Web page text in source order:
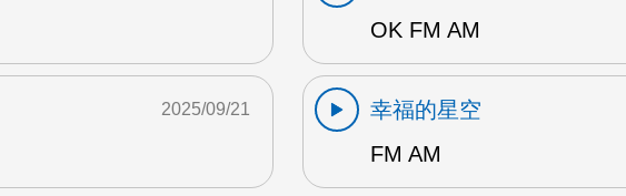
OK FM AM
2025/09/21
幸福的星空
FM AM